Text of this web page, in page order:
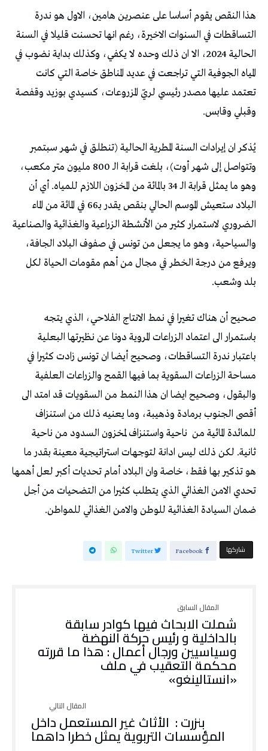
هذا النقص يقوم أساسا على عنصرين هامين، الاول هو ندرة
التساقطات في السنوات الاخيرة، رغم انها تحسنت قليلا في السنة
الحالية 2024، الا ان ذلك وحده لا يكفي، وكذلك بداية نضوب في
المياه الجوفية التي تراجعت في عديد المناطق خاصة التي كانت
تعتمد عليها مصدر رئيسي لريّ المزروعات، كسيدي بوزيد وقفصة
وقبلي وقابس.
يُذكر ان إيرادات السنة المطرية الحالية (تنطلق في شهر سبتمبر
وتتواصل إلى شهر أوت)، بلغت قرابة الـ 800 مليون متر مكعب،
وهو ما يمثل قرابة الـ 34 بالمائة من المخزون اللازم للمياه. أي أن
البلاد ستعيش الموسم الحالي بنقص يقدر بـ66 في المائة من الماء
الضروري لاستمرار كثير من الأنشطة الزراعية والغذائية والصناعية
والسياحية، وهو ما يجعل من تونس في صفوف البلاد الجافة،
ويرفع من درجة الخطر في مجال من أهم مقومات الحياة لكل
بلد وشعب.
صحيح أن هناك تغيرا في نمط الانتاج الفلاحي، الذي يتجه
باستمرار الى اعتماد الزراعات المروية دونا عن نظيرتها البعلية
باعتبار ندرة التساقطات، وصحيح أيضا ان تونس زادت كثيرا في
مساحة الزراعات السقوية بما فيها القمح والزراعات العلفية
والبقول، وصحيح ايضا ان هذا النمط من السقويات قد امتد الى
أقصى الجنوب برمادة وذهيبة، وما يعنيه ذلك من استنزاف
للمائدة المائية من ناحية واستنزاف لمخزون السدود من ناحية
ثانية. لكن ذلك ليس ادانة لتوجهات استراتيجية معينة بقدر ما
هو تذكير بها فقط، خاصة وان البلاد أمام تحديات أكبر لعل أهمها
تحدي الامن الغذائي الذي يتطلب كثيرا من التضحيات من أجل
ضمان السيادة الغذائية للوطن والامن الغذائي للمواطن.
‫‫ شاركها‬ Facebook
Twitter
شملت الابحاث فيها كوادر سابقة
بالداخلية و رئيس حركة النهضة
وسياسيين ورجال أعمال : هذا ما قررته
محكمة التعقيب في ملف
«انستالينغو»
بنزرت : الأثاث غير المستعمل داخل
المؤسسات التربوية يمثل خطرا داهما